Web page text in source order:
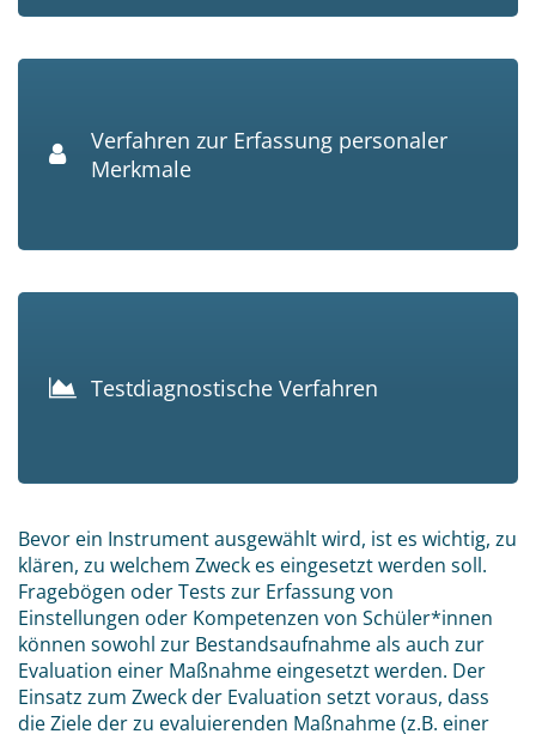
Verfahren zur Erfassung personaler
Merkmale
Testdiagnostische Verfahren
Bevor ein Instrument ausgewählt wird, ist es wichtig, zu
klären, zu welchem Zweck es eingesetzt werden soll.
Fragebögen oder Tests zur Erfassung von
Einstellungen oder Kompetenzen von Schüler*innen
können sowohl zur Bestandsaufnahme als auch zur
Evaluation einer Maßnahme eingesetzt werden. Der
Einsatz zum Zweck der Evaluation setzt voraus, dass
die Ziele der zu evaluierenden Maßnahme (z.B. einer